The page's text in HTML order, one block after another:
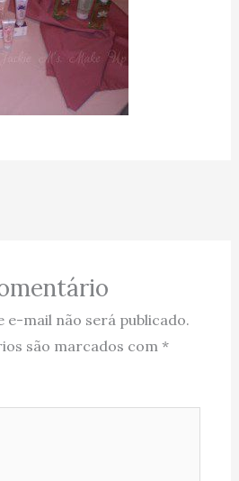
e-mail não será publicado.
são marcados com *